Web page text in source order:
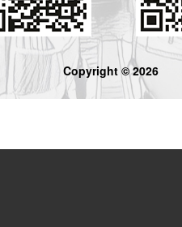
Copyright © 2026